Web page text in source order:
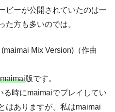
ビーが公開されていたのは一
た方も多いのでは。
Mix Version)（作曲
maimai版です。
時にmaimaiでプレイしてい
はありますが、私はmaimai